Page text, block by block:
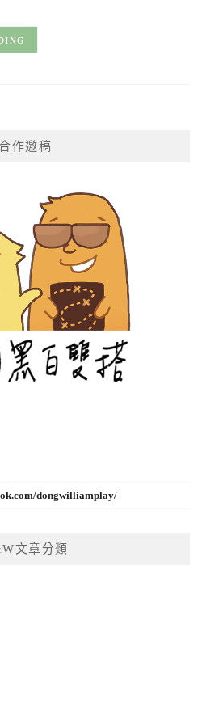
合作邀稿
dongwilliamplay/
文章分類